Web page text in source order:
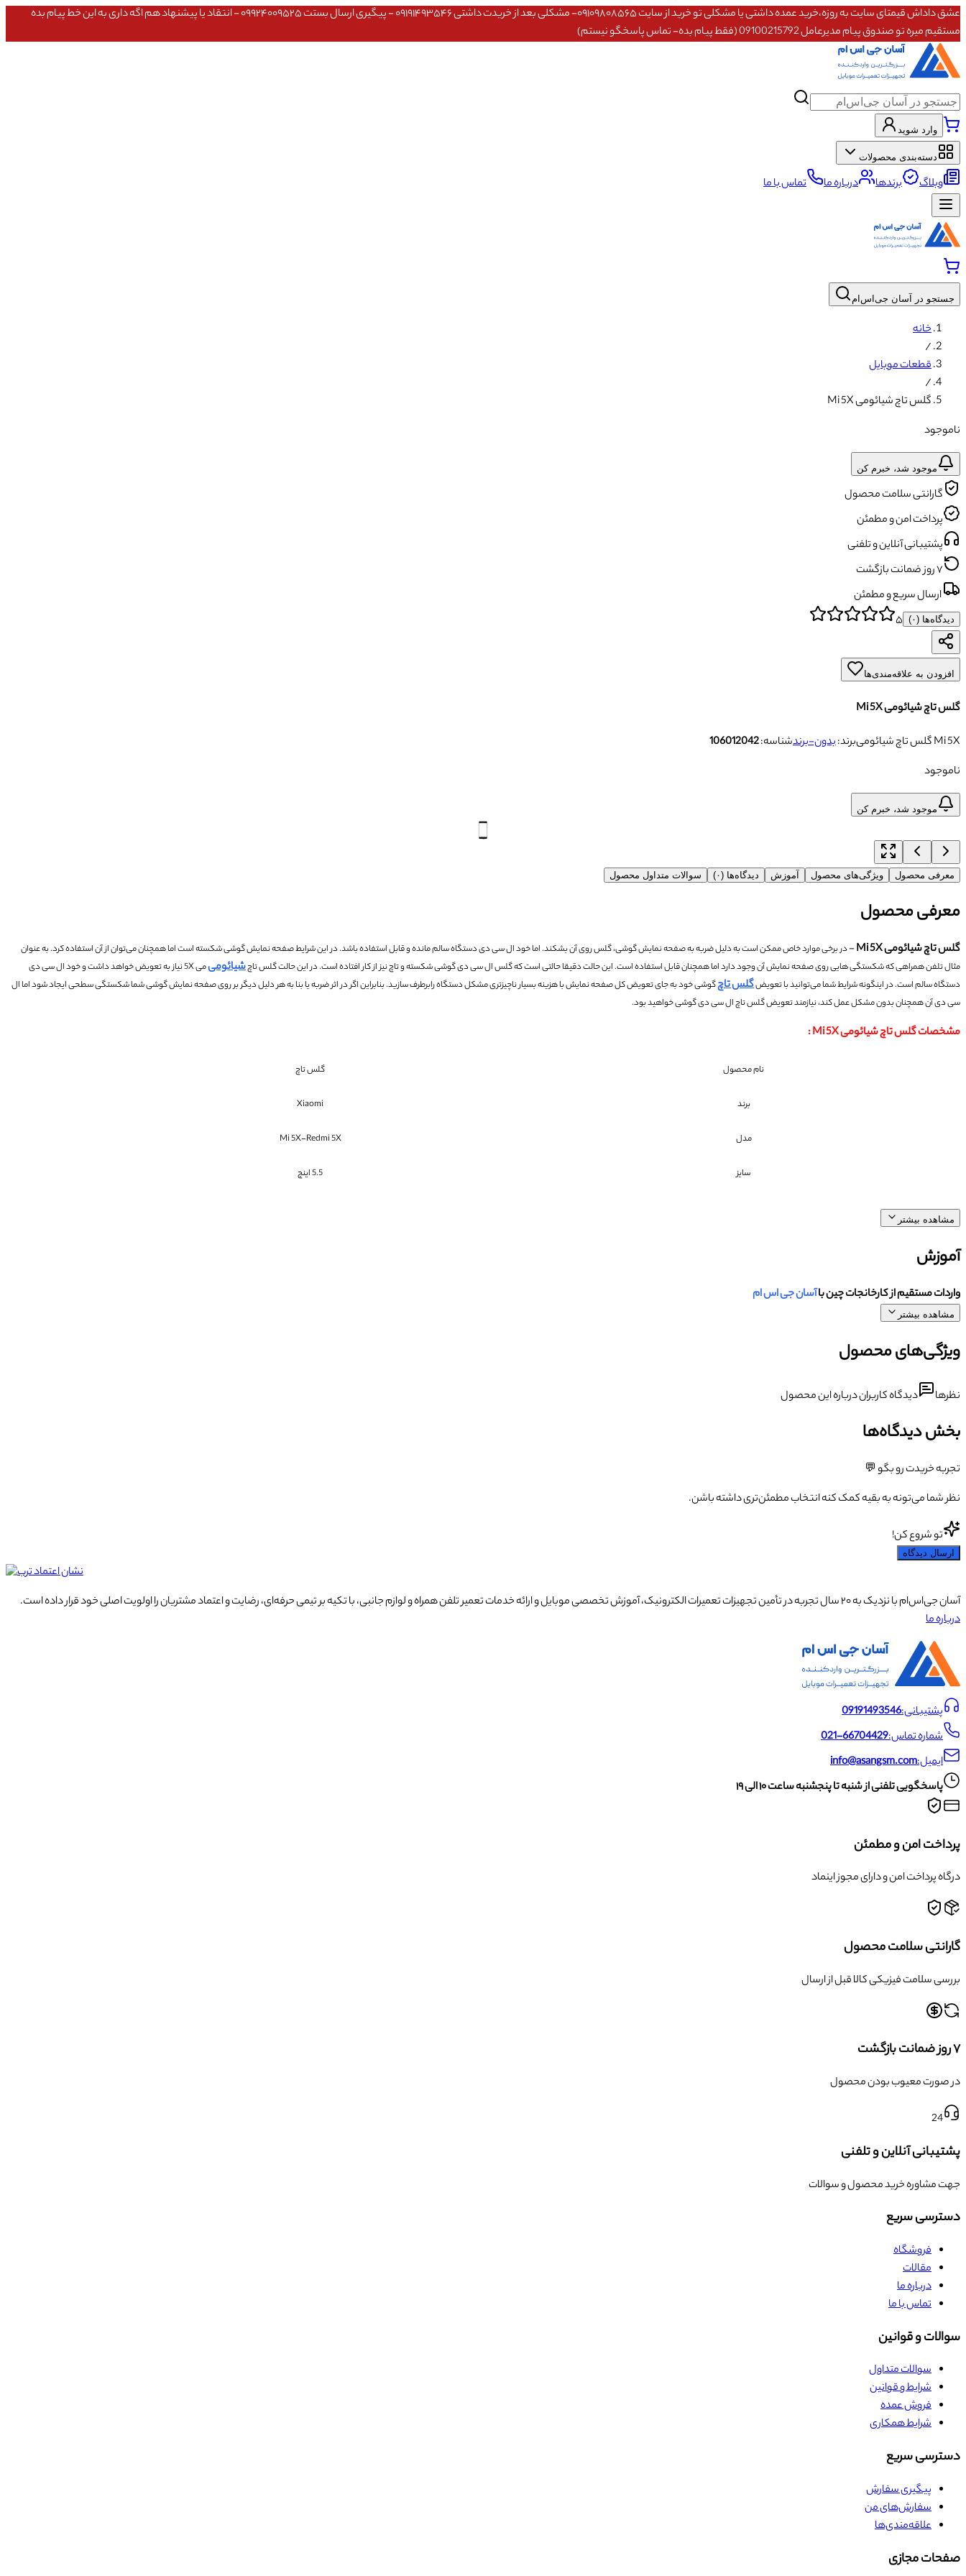
عشق داداش قیمتای سایت به روزه،خرید عمده داشتی یا مشکلی تو خرید از سایت ۰۹۱۰۹۸۰۸۵۶۵- مشکلی بعد از خریدت داشتی ۰۹۱۹۱۴۹۳۵۴۶ - پیگیری ارسال بستت ۰۹۹۲۴۰۰۹۵۲۵ - انتقاد یا پیشنهاد هم اگه داری به این خط پیام بده
مستقیم میره تو صندوق پیام مدیرعامل 09100215792 (فقط پیام بده- تماس پاسخگو نیستم)
وارد شوید
دسته‌بندی محصولات
وبلاگ برندها درباره ما تماس با ما
جستجو در آسان جی‌اس‌ام
خانه
/
قطعات موبایل
/
گلس تاچ شیائومی Mi 5X
ناموجود
موجود شد، خبرم کن
گارانتی سلامت محصول
پرداخت امن و مطمئن
پشتیبانی آنلاین و تلفنی
۷ روز ضمانت بازگشت
ارسال سریع و مطمئن
دیدگاه‌ها (۰) ۵
افزودن به علاقه‌مندی‌ها
گلس تاچ شیائومی Mi 5X
گلس تاچ شیائومی Mi 5X
برند:بدون-برندشناسه:106012042
ناموجود
موجود شد، خبرم کن
معرفی محصول ویژگی‌های محصول آموزش دیدگاه‌ها (۰) سوالات متداول محصول
معرفی محصول
گلس تاچ شیائومی Mi 5X -در برخی موارد خاص ممکن است به دلیل ضربه به صفحه نمایش گوشی، گلس روی آن بشکند.اما خود ال سی دی دستگاه سالم مانده و قابل استفاده باشد.در این شرایط صفحه نمایش گوشی شکسته است اما همچنان می‌توان از آن استفاده کرد.به عنوان
مثال تلفن همراهی که شکستگی هایی روی صفحه نمایش آن وجود دارد اما همچنان قابل استفاده است.این حالت دقیقا حالتی است که گلس ال سی دی گوشی شکسته و تاچ نیز از کار افتاده است.در این حالت گلس تاچشیائومی
می 5X نیاز به تعویض خواهد داشت و خود ال سی دی
دستگاه سالم است.در اینگونه شرایط شما می‌توانید با تعویضگلس تاچگوشی خود به جای تعویض کل صفحه نمایش با هزینه بسیار ناچیزتری مشکل دستگاه رابرطرف سازید.بنابراین اگر در اثر ضربه یا بنا به هر دلیل دیگر بر روی صفحه نمایش گوشی شما شکستگی سطحی ایجاد شود اما ال
سی دی آن همچنان بدون مشکل عمل کند، نیازمند تعویض گلس تاچ ال سی دی گوشی خواهید بود.
مشخصاتگلس تاچ شیائومی Mi 5X :
نام محصول گلس تاچ
برند Xiaomi
مدل Mi 5X-Redmi 5X
سایز 5.5 اینچ
مشاهده بیشتر
آموزش
واردات مستقیم از کارخانجات چین باآسان جی اس ام
مشاهده بیشتر
ویژگی‌های محصول
نظرها دیدگاه کاربران درباره این محصول
بخش دیدگاه‌ها
تجربه خریدت رو بگو 💬
نظر شما می‌تونه به بقیه کمک کنه انتخاب مطمئن‌تری داشته باشن.
تو شروع کن!
ارسال دیدگاه
آسان جی‌اس‌ام با نزدیک به ۲۰ سال تجربه در تأمین تجهیزات تعمیرات الکترونیک، آموزش تخصصی موبایل و ارائه خدمات تعمیر تلفن همراه و لوازم جانبی، با تکیه بر تیمی حرفه‌ای، رضایت و اعتماد مشتریان را اولویت اصلی خود قرار داده است.
درباره ما
پشتیبانی:09191493546
شماره تماس:021-66704429
ایمیل:info@asangsm.com
پاسخگویی تلفنی از شنبه تا پنجشنبه ساعت ۱۰ الی ۱۹
پرداخت امن و مطمئن
درگاه پرداخت امن و دارای مجوز اینماد
گارانتی سلامت محصول
بررسی سلامت فیزیکی کالا قبل از ارسال
۷ روز ضمانت بازگشت
در صورت معیوب بودن محصول
24
پشتیبانی آنلاین و تلفنی
جهت مشاوره خرید محصول و سوالات
دسترسی سریع
فروشگاه
مقالات
درباره ما
تماس با ما
سوالات و قوانین
سوالات متداول
شرایط و قوانین
فروش عمده
شرایط همکاری
دسترسی سریع
پیگیری سفارش
سفارش‌های من
علاقه‌مندی‌ها
صفحات مجازی